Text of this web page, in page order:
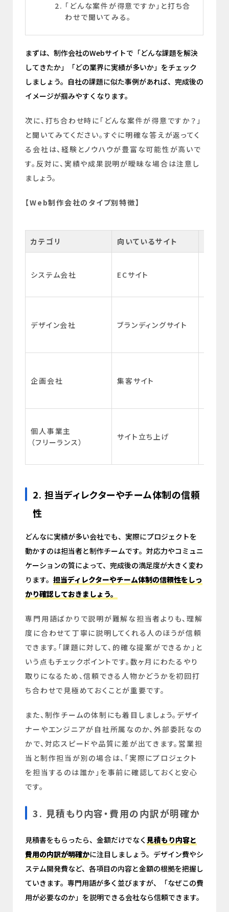
「どんな案件が得意ですか」と打ち合
わせで聞いてみる。
まずは、制作会社のWebサイトで「どんな課題を解決
してきたか」「どの業界に実績が多いか」をチェック
しましょう。自社の課題に似た事例があれば、完成後の
イメージが掴みやすくなります。
次に、打ち合わせ時に「どんな案件が得意ですか？」
と聞いてみてください。すぐに明確な答えが返ってく
る会社は、経験とノウハウが豊富な可能性が高いで
す。反対に、実績や成果説明が曖昧な場合は注意し
ましょう。
【Web制作会社のタイプ別特徴】
カテゴリ 向いているサイト
システム会社 ECサイト
デザイン会社 ブランディングサイト
企画会社 集客サイト
個人事業主
（フリーランス）
サイト立ち上げ
2. 担当ディレクターやチーム体制の信頼
性
どんなに実績が多い会社でも、実際にプロジェクトを
動かすのは担当者と制作チームです。対応力やコミュニ
ケーションの質によって、完成後の満足度が大きく変わ
ります。担当ディレクターやチーム体制の信頼性をしっ
かり確認しておきましょう。
専門用語ばかりで説明が難解な担当者よりも、理解
度に合わせて丁寧に説明してくれる人のほうが信頼
できます。「課題に対して、的確な提案ができるか」と
いう点もチェックポイントです。数ヶ月にわたるやり
取りになるため、信頼できる人物かどうかを初回打
ち合わせで見極めておくことが重要です。
また、制作チームの体制にも着目しましょう。デザイ
ナーやエンジニアが自社所属なのか、外部委託なの
かで、対応スピードや品質に差が出てきます。営業担
当と制作担当が別の場合は、「実際にプロジェクト
を担当するのは誰か」を事前に確認しておくと安心
です。
3. 見積もり内容・費用の内訳が明確か
見積書をもらったら、金額だけでなく見積もり内容と
費用の内訳が明確かに注目しましょう。デザイン費やシ
ステム開発費など、各項目の内容と金額の根拠を把握し
ていきます。専門用語が多く並びますが、「なぜこの費
用が必要なのか」を説明できる会社なら信頼できます。